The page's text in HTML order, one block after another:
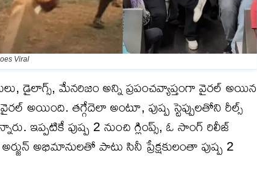
Viral
డైలాగ్స్, మేనరిజం అన్ని ప్రపంచవ్యాప్తంగా వైరల్ అయిన
అయింది. తగ్గేదెలా అంటూ, పుష్ప స్టెప్పులతోని రీల్స్
ఇప్పటికే పుష్ప 2 నుంచి గ్లింప్స్, ఓ సాంగ్ రిలీజ్
అభిమానులతో పాటు సినీ ప్రేక్షకులంతా పుష్ప 2